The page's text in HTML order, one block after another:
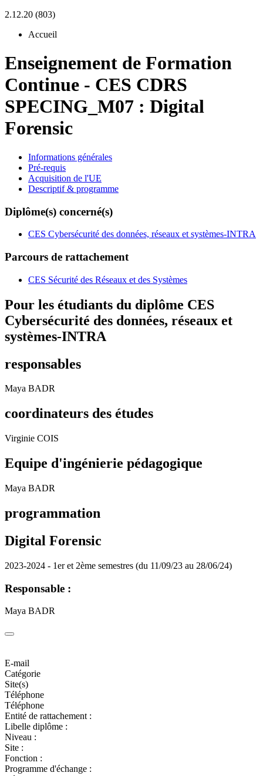
2.12.20 (803)
Accueil
Enseignement de Formation
Continue - CES CDRS
SPECING_M07 : Digital
Forensic
Informations générales
Pré-requis
Acquisition de l'UE
Descriptif & programme
Diplôme(s) concerné(s)
CES Cybersécurité des données, réseaux et systèmes-INTRA
Parcours de rattachement
CES Sécurité des Réseaux et des Systèmes
Pour les étudiants du diplôme CES
Cybersécurité des données, réseaux et
systèmes-INTRA
responsables
Maya BADR
coordinateurs des études
Virginie COIS
Equipe d'ingénierie pédagogique
Maya BADR
programmation
Digital Forensic
2023-2024 - 1er et 2ème semestres (du 11/09/23 au 28/06/24)
Responsable :
Maya BADR
E-mail
Catégorie
Site(s)
Téléphone
Téléphone
Entité de rattachement :
Libelle diplôme :
Niveau :
Site :
Fonction :
Programme d'échange :